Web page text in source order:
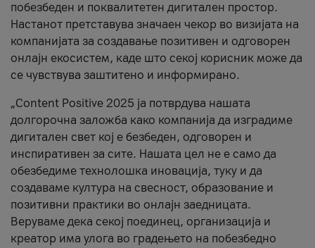
побезбеден и поквалитетен дигитален простор.
Настанот претставува значаен чекор во визијата на
компанијата за создавање позитивен и одговорен
онлајн екосистем, каде што секој корисник може да
се чувствува заштитено и информирано.
„Content Positive 2025 ја потврдува нашата
долгорочна заложба како компанија да изградиме
дигитален свет кој е безбеден, одговорен и
инспиративен за сите. Нашата цел не е само да
обезбедиме технолошка иновација, туку и да
создаваме култура на свесност, образование и
позитивни практики во онлајн заедницата.
Веруваме дека секој поединец, организација и
креатор има улога во градењето на побезбедно